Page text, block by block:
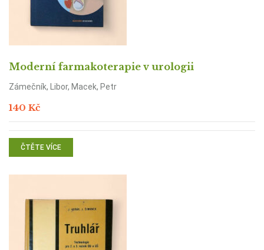
Moderní farmakoterapie v urologii
Zámečník, Libor, Macek, Petr
140 Kč
ČTĚTE VÍCE